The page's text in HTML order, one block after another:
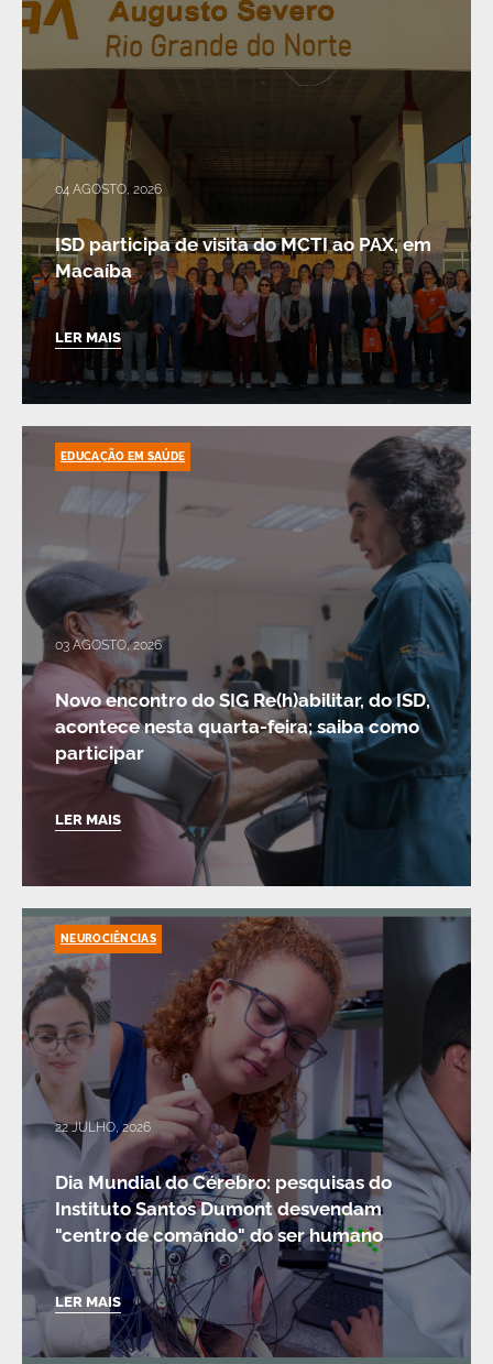
04 AGOSTO, 2026
ISD participa de visita do MCTI ao PAX, em
Macaíba
LER MAIS
03 AGOSTO, 2026
Novo encontro do SIG Re(h)abilitar, do ISD,
acontece nesta quarta-feira; saiba como
participar
LER MAIS
EDUCAÇÃO EM SAÚDE
22 JULHO, 2026
Dia Mundial do Cérebro: pesquisas do
Instituto Santos Dumont desvendam
"centro de comando" do ser humano
LER MAIS
NEUROCIÊNCIAS